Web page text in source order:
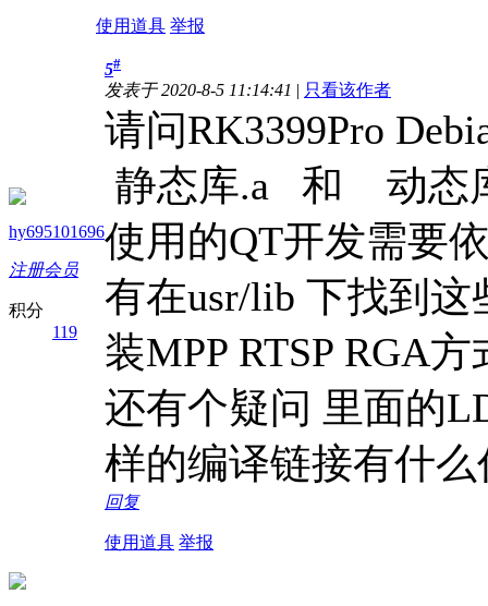
使用道具 举报
hy695101696
注册会员
积分
119
5#
发表于 2020-8-5 11:14:41 | 只看该作者
请问RK3399Pro
静态库.a 和 动态
使用的QT开发需要
有在usr/lib 下找到
装MPP RTSP RGA
还有个疑问 里面的
样的编译链接有什
回复
使用道具 举报